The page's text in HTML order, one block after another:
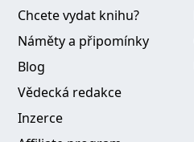
Chcete vydat knihu?
Náměty a připomínky
Blog
Vědecká redakce
Inzerce